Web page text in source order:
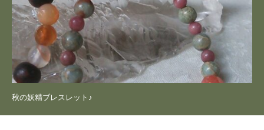
秋の妖精ブレスレット♪